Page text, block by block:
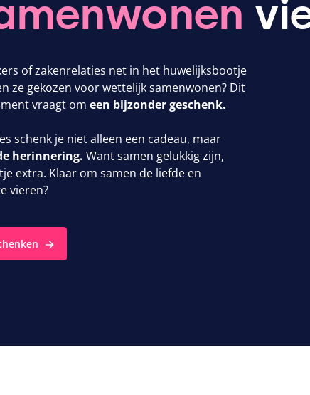
of zakenrelaties net in het huwelijksbootje
ze gekozen voor wettelijk samenwonen? Dit
vraagt om een bijzonder geschenk.
schenk je niet alleen een cadeau, maar
herinnering. Want samen gelukkig zijn,
extra. Klaar om samen de liefde en
vieren?